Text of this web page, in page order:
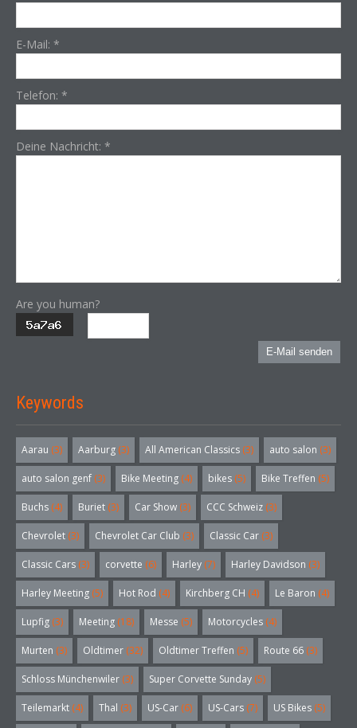
E-Mail: *
Telefon: *
Deine Nachricht: *
Are you human?
E-Mail senden
Keywords
Aarau (3) Aarburg (3) All American Classics (3) auto salon (3)
auto salon genf (3) Bike Meeting (4) bikes (5) Bike Treffen (5)
Buchs (4) Buriet (3) Car Show (3) CCC Schweiz (3)
Chevrolet (3) Chevrolet Car Club (3) Classic Car (3)
Classic Cars (3) corvette (6) Harley (7) Harley Davidson (3)
Harley Meeting (5) Hot Rod (4) Kirchberg CH (4) Le Baron (4)
Lupfig (3) Meeting (18) Messe (5) Motorcycles (4)
Murten (3) Oldtimer (32) Oldtimer Treffen (5) Route 66 (3)
Schloss Münchenwiler (3) Super Corvette Sunday (5)
Teilemarkt (4) Thal (3) US-Car (6) US-Cars (7) US Bikes (5)